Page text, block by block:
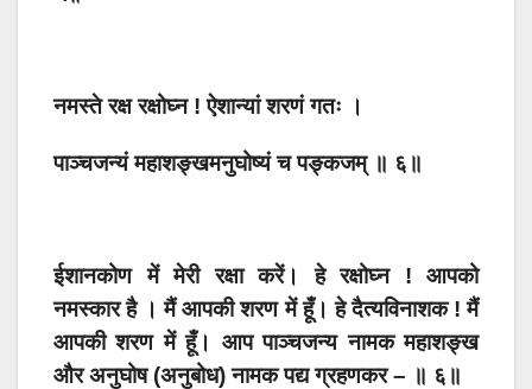
नमस्ते रक्ष रक्षोघ्न ! ऐशान्यां शरणं गतः ।
पाञ्चजन्यं महाशङ्खमनुघोष्यं च पङ्कजम् ॥ ६॥
ईशानकोण में मेरी रक्षा करें। हे रक्षोघ्न ! आपको
नमस्कार है । मैं आपकी शरण में हूँ। हे दैत्यविनाशक ! मैं
आपकी शरण में हूँ। आप पाञ्चजन्य नामक महाशङ्ख
और अनुघोष (अनुबोध) नामक पद्य ग्रहणकर – ॥ ६॥